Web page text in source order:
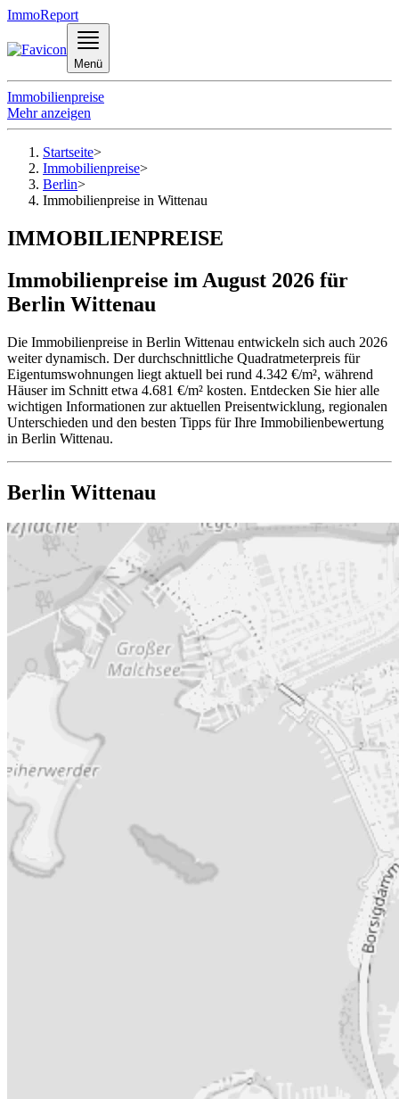
ImmoReport
Menü
Immobilienpreise
Mehr anzeigen
Startseite>
Immobilienpreise>
Berlin>
Immobilienpreise in Wittenau
IMMOBILIENPREISE
Immobilienpreise im August 2026 für
Berlin Wittenau
Die Immobilienpreise in Berlin Wittenau entwickeln sich auch 2026
weiter dynamisch. Der durchschnittliche Quadratmeterpreis für
Eigentumswohnungen liegt aktuell bei rund 4.342 €/m², während
Häuser im Schnitt etwa 4.681 €/m² kosten. Entdecken Sie hier alle
wichtigen Informationen zur aktuellen Preisentwicklung, regionalen
Unterschieden und den besten Tipps für Ihre Immobilienbewertung
in Berlin Wittenau.
Berlin Wittenau